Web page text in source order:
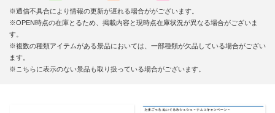
※通信不具合により情報の更新が遅れる場合ががございます。
※OPEN時点の在庫とるため、掲載内容と現時点在庫状況が異なる場合がございま
す。
※複数の種類アイテムがある景品においては、一部種類が欠品している場合がござい
ます。
※こちらに表示のない景品も取り扱っている場合がございます。